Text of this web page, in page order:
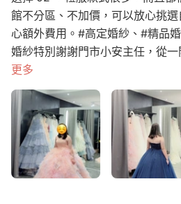
館不分區、不加價，可以放心挑
心額外費用。#高定婚紗、#精品
婚紗特別謝謝門市小安主任，從
更多